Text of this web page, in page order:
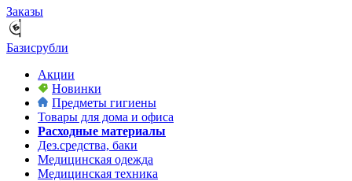
Заказы
Базисрубли
Акции
Новинки
Предметы гигиены
Товары для дома и офиса
Расходные материалы
Дез.средства, баки
Медицинская одежда
Медицинская техника